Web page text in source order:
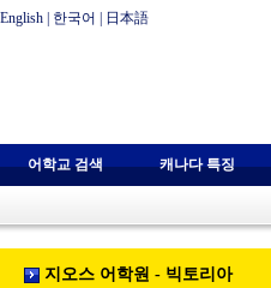
English 한국어 日本語
어학교 검색 캐나다 특징
지오스 어학원 - 빅토리아